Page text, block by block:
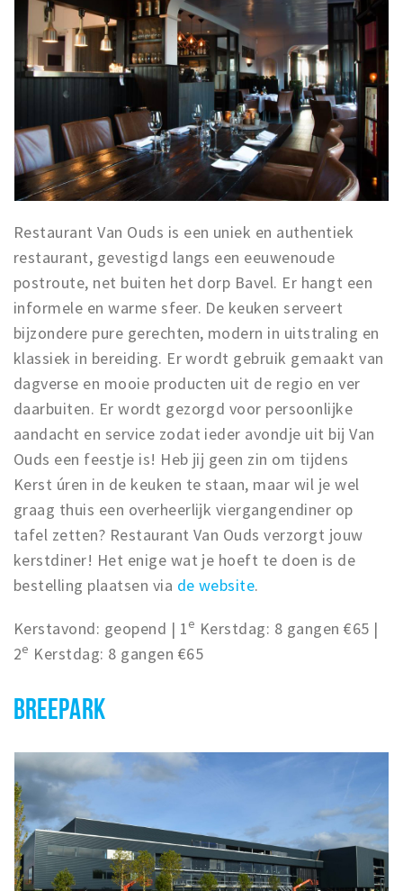
Restaurant Van Ouds is een uniek en authentiek
restaurant, gevestigd langs een eeuwenoude
postroute, net buiten het dorp Bavel. Er hangt een
informele en warme sfeer. De keuken serveert
bijzondere pure gerechten, modern in uitstraling en
klassiek in bereiding. Er wordt gebruik gemaakt van
dagverse en mooie producten uit de regio en ver
daarbuiten. Er wordt gezorgd voor persoonlijke
aandacht en service zodat ieder avondje uit bij Van
Ouds een feestje is! Heb jij geen zin om tijdens
Kerst úren in de keuken te staan, maar wil je wel
graag thuis een overheerlijk viergangendiner op
tafel zetten? Restaurant Van Ouds verzorgt jouw
kerstdiner! Het enige wat je hoeft te doen is de
bestelling plaatsen via de website.
Kerstavond: geopend | 1e Kerstdag: 8 gangen €65 |
2e Kerstdag: 8 gangen €65
BREEPARK